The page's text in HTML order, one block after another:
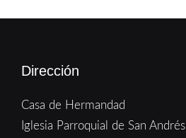
Dirección
Casa de Hermandad
Iglesia Parroquial de San Andrés